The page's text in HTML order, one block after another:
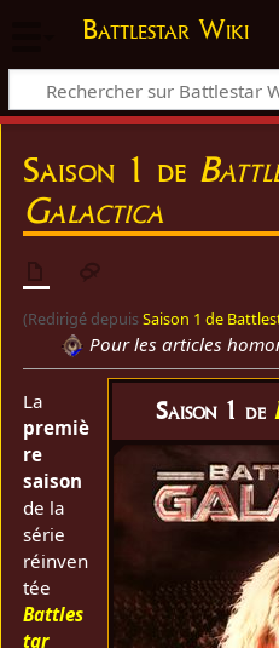
Battlestar Wiki
Saison 1 de
Galactica
(Redirigé depuisSaison 1 de
Pour les articles
Saison 1 de
La
premiè
re
saison
de la
série
réinven
tée
Battles
tar